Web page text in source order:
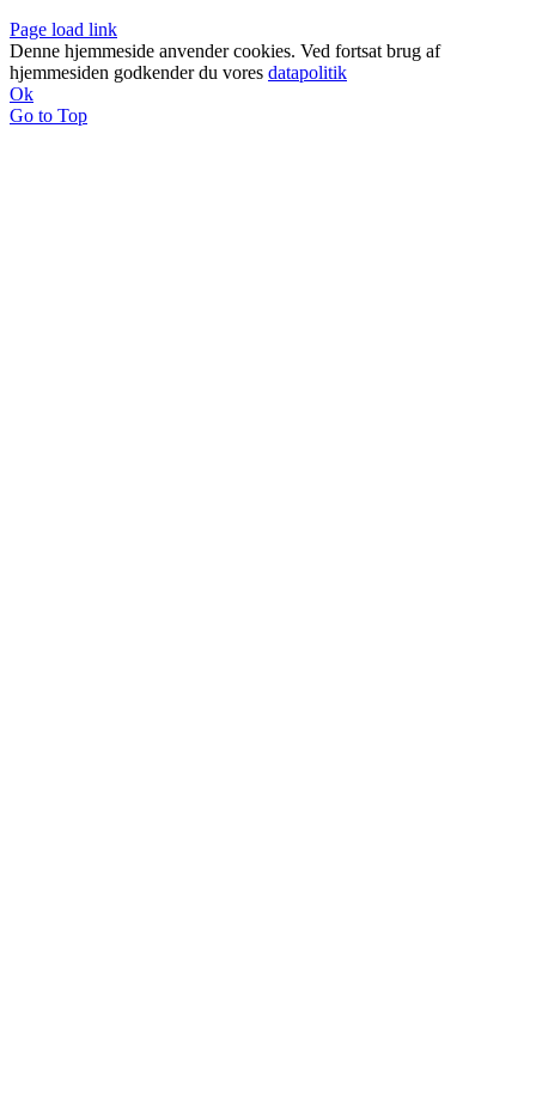
Page load link
Denne hjemmeside anvender cookies. Ved fortsat brug af
hjemmesiden godkender du vores datapolitik
Ok
Go to Top